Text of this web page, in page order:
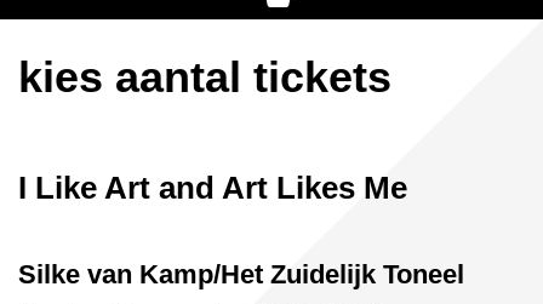
kies aantal tickets
I Like Art and Art Likes Me
Silke van Kamp/Het Zuidelijk Toneel